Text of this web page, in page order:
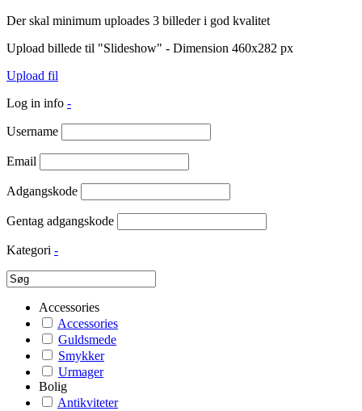
Der skal minimum uploades 3 billeder i god kvalitet
Upload billede til "Slideshow" - Dimension 460x282 px
Upload fil
Log in info -
Username
Email
Adgangskode
Gentag adgangskode
Kategori -
Accessories
Accessories
Guldsmede
Smykker
Urmager
Bolig
Antikviteter